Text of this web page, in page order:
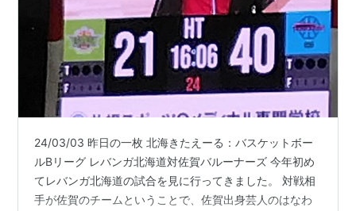
24/03/03 昨日の一枚 北海きたえーる：バスケットボー
ルBリーグ レバンガ北海道対佐賀バルーナーズ 今年初め
てレバンガ北海道の試合を見に行ってきました。 対戦相
手が佐賀のチームということで、佐賀出身芸人のはなわ